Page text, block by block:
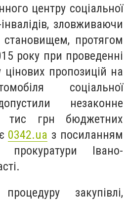
центру соціальної
інвалідів, зловживаючи
протягом
року при проведенні
цінових пропозицій на
соціальної
незаконне
тис грн бюджетних
0342.ua з посиланням
Івано-
закупівлі,